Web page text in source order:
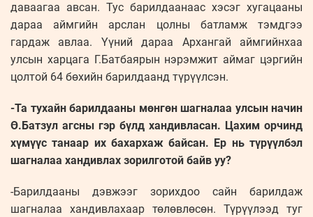
даваагаа авсан. Тус барилдаанаас хэсэг хугацааны
дараа аймгийн арслан цолны батламж тэмдгээ
гардаж авлаа. Үүний дараа Архангай аймгийнхаа
улсын харцага Г.Батбаярын нэрэмжит аймаг цэргийн
цолтой 64 бөхийн барилдаанд түрүүлсэн.
-Та тухайн барилдааны мөнгөн шагналаа улсын начин
Ө.Батзул агсны гэр бүлд хандивласан. Цахим орчинд
хүмүүс танаар их бахархаж байсан. Ер нь түрүүлбэл
шагналаа хандивлах зорилготой байв уу?
-Барилдааны дэвжээг зорихдоо сайн барилдаж
шагналаа хандивлахаар төлөвлөсөн. Түрүүлээд туг